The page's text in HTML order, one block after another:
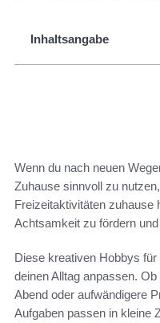
Inhaltsangabe
Wenn du nach neuen
Zuhause sinnvoll zu
Freizeitaktivitäten zuhause
Achtsamkeit zu fördern
Diese kreativen Hobbys
deinen Alltag anpassen.
Abend oder aufwändigere
Aufgaben passen in kleine